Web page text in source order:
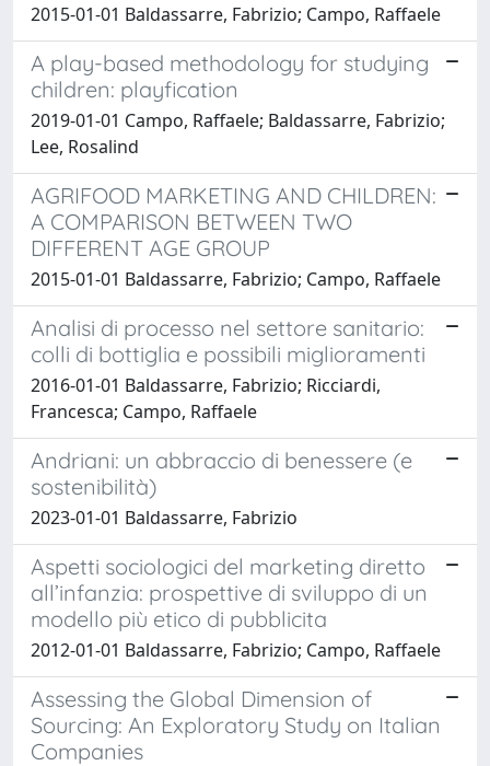
2015-01-01 Baldassarre, Fabrizio; Campo, Raffaele
A play-based methodology for studying
children: playfication
2019-01-01 Campo, Raffaele; Baldassarre, Fabrizio;
Lee, Rosalind
AGRIFOOD MARKETING AND CHILDREN:
A COMPARISON BETWEEN TWO
DIFFERENT AGE GROUP
2015-01-01 Baldassarre, Fabrizio; Campo, Raffaele
Analisi di processo nel settore sanitario:
colli di bottiglia e possibili miglioramenti
2016-01-01 Baldassarre, Fabrizio; Ricciardi,
Francesca; Campo, Raffaele
Andriani: un abbraccio di benessere (e
sostenibilità)
2023-01-01 Baldassarre, Fabrizio
Aspetti sociologici del marketing diretto
all’infanzia: prospettive di sviluppo di un
modello più etico di pubblicita
2012-01-01 Baldassarre, Fabrizio; Campo, Raffaele
Assessing the Global Dimension of
Sourcing: An Exploratory Study on Italian
Companies